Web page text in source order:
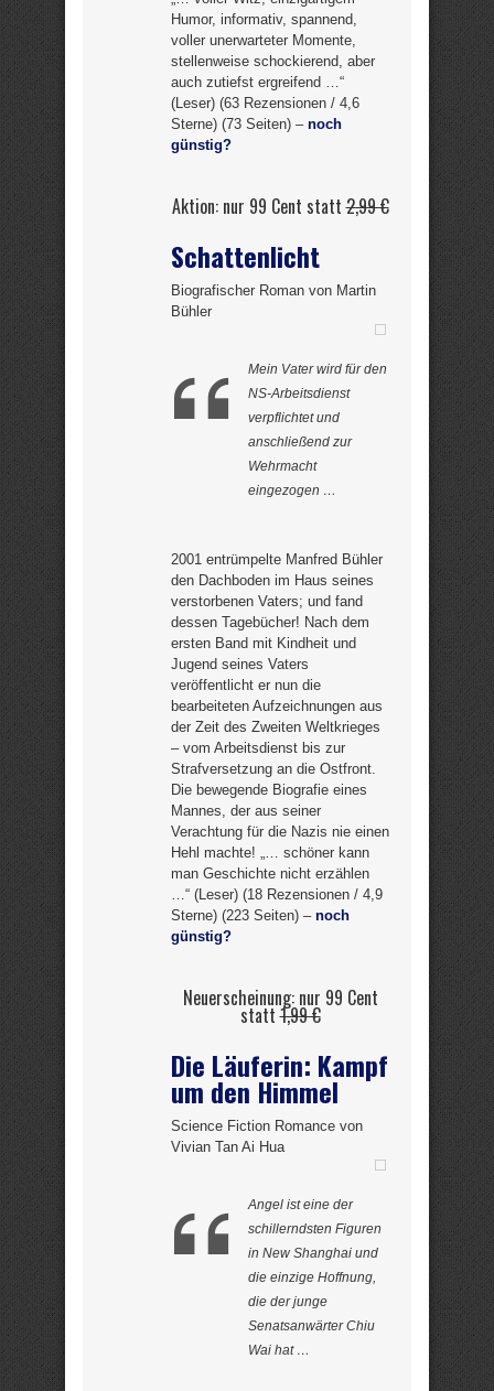
Humor, informativ, spannend,
voller unerwarteter Momente,
stellenweise schockierend, aber
auch zutiefst ergreifend …“
(Leser) (63 Rezensionen / 4,6
Sterne) (73 Seiten) – noch
günstig?
Aktion: nur 99 Cent statt2,99 €
Schattenlicht
Biografischer Roman von Martin
Bühler
Mein Vater wird für den
NS-Arbeitsdienst
verpflichtet und
anschließend zur
Wehrmacht
eingezogen …
2001 entrümpelte Manfred Bühler
den Dachboden im Haus seines
verstorbenen Vaters; und fand
dessen Tagebücher! Nach dem
ersten Band mit Kindheit und
Jugend seines Vaters
veröffentlicht er nun die
bearbeiteten Aufzeichnungen aus
der Zeit des Zweiten Weltkrieges
– vom Arbeitsdienst bis zur
Strafversetzung an die Ostfront.
Die bewegende Biografie eines
Mannes, der aus seiner
Verachtung für die Nazis nie einen
Hehl machte! „… schöner kann
man Geschichte nicht erzählen
…“ (Leser) (18 Rezensionen / 4,9
Sterne) (223 Seiten) – noch
günstig?
Neuerscheinung: nur 99 Cent
statt1,99 €
Die Läuferin: Kampf
um den Himmel
Science Fiction Romance von
Vivian Tan Ai Hua
Angel ist eine der
schillerndsten Figuren
in New Shanghai und
die einzige Hoffnung,
die der junge
Senatsanwärter Chiu
Wai hat …